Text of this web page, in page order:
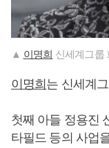
▲ 이명희 신세계그룹
이명희 는 신세계
첫째 아들 정용진
타필드 등의 사업